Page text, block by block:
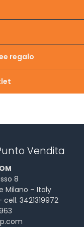
regalo
Vendita
8
Milano – Italy
cell. 3421319972